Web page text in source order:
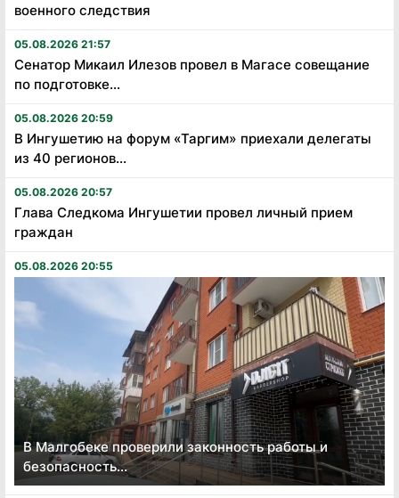
военного следствия
05.08.2026 21:57
Сенатор Микаил Илезов провел в Магасе совещание
по подготовке...
05.08.2026 20:59
В Ингушетию на форум «Таргим» приехали делегаты
из 40 регионов...
05.08.2026 20:57
Глава Следкома Ингушетии провел личный прием
граждан
05.08.2026 20:55
В Малгобеке проверили законность работы и
безопасность...